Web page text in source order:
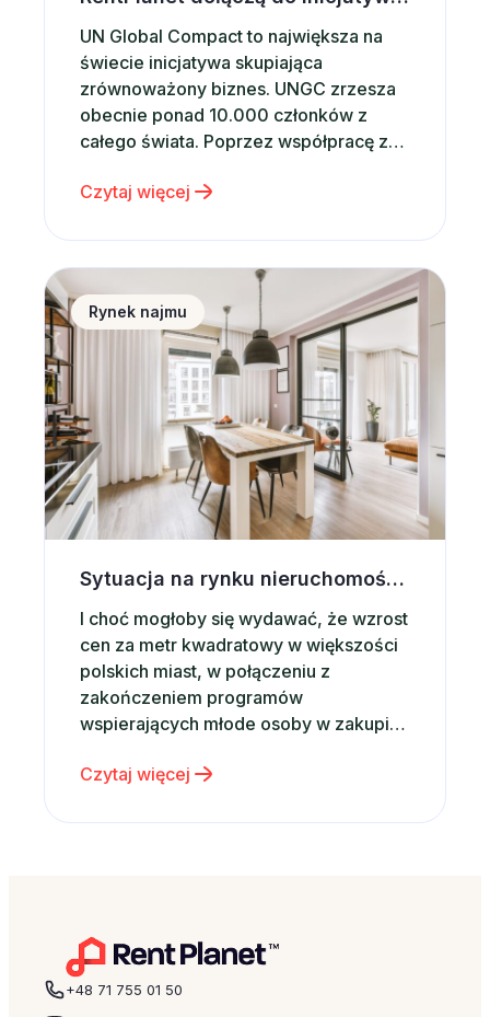
UN Global Compact to największa na
świecie inicjatywa skupiająca
zrównoważony biznes. UNGC zrzesza
obecnie ponad 10.000 członków z
całego świata. Poprzez współpracę z
organizacjami, firmami i instytucjami
stając się katalizatorem globalnych
zmian. Od momentu powołania w 2000
roku przez Sekretarza Generalnego
ONZ – Kofi Annana, UN Global Compact
prowadzi…
Czytaj więcej
Sytuacja na rynku nieruchomości a wynajem
Rynek najmu
Sytuacja na rynku nieruchomości a wynajem krótkoterminowy
I choć mogłoby się wydawać, że wzrost
cen za metr kwadratowy w większości
polskich miast, w połączeniu z
zakończeniem programów
wspierających młode osoby w zakupie
wpływ na rynkowe tendencje, z opinii
powinna mieć miejsca. Zgodnie z
Czytaj więcej
+48 71 755 01 50